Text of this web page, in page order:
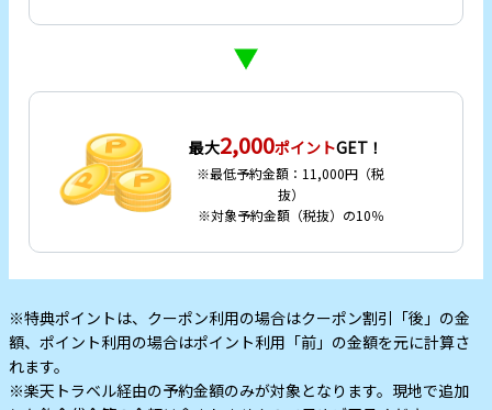
最大2,000ポイントGET！
※最低予約金額：11,000円（税
抜）
※対象予約金額（税抜）の10％
※特典ポイントは、クーポン利用の場合はクーポン割引「後」の金
額、ポイント利用の場合はポイント利用「前」の金額を元に計算さ
れます。
※楽天トラベル経由の予約金額のみが対象となります。現地で追加